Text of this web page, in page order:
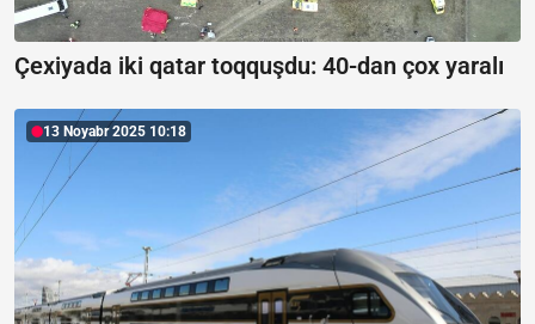
Çexiyada iki qatar toqquşdu: 40-dan çox yaralı
13 Noyabr 2025 10:18